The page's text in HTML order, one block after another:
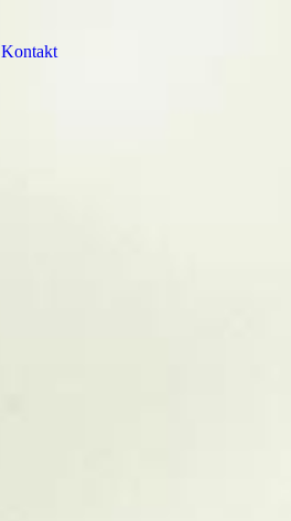
Kontakt